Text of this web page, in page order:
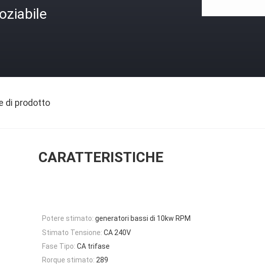
di prodotto
CARATTERISTICHE
Potere stimato: generatori bassi di 10kw RPM
Stimato Tensione: CA 240V
Fase Tipo: CA trifase
Rorque stimato: 289